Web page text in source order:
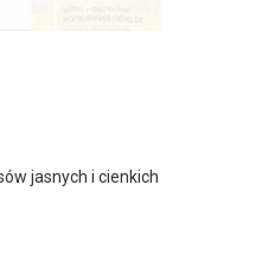
jasnych i cienkich